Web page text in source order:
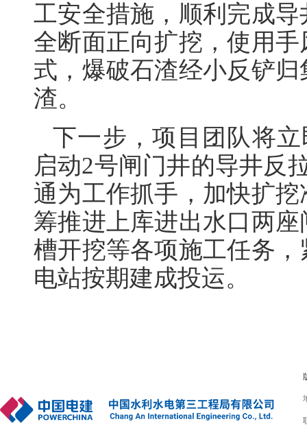
工安全措施，顺利完成
全断面正向扩挖，使用
式，爆破石渣经小反铲
渣。
下一步，项目团队将
启动2号闸门井的导井反
通为工作抓手，加快扩
筹推进上库进出水口两
槽开挖等各项施工任务
电站按期建成投运。